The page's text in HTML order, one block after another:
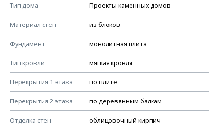
Тип дома Проекты каменных домов
Материал стен из блоков
Фундамент монолитная плита
Тип кровли мягкая кровля
Перекрытия 1 этажа по плите
Перекрытия 2 этажа по деревянным балкам
Отделка стен облицовочный кирпич
Смотрите советы по выбору материала в нашем
КОНСТРУКТИВНЫЕ РЕШЕНИЯ (КР)
Ведомость рабочих чертежей основного комплекта КР
План фундамента
Устройство фундамента, спецификация материалов
Планы перекрытий этажей, спецификация элементов
Устройство перекрытий
Устройство стен